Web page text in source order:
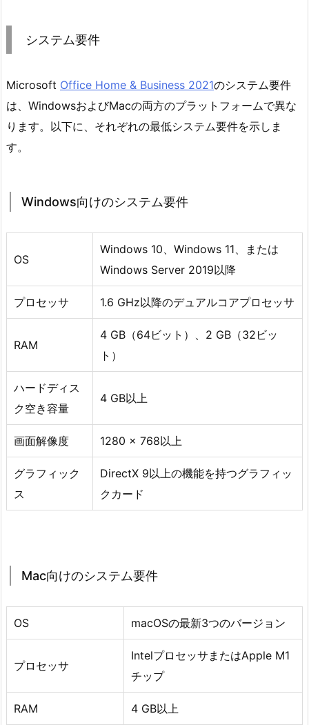
システム要件
Microsoft Office Home & Business 2021のシステム要件
は、WindowsおよびMacの両方のプラットフォームで異な
ります。以下に、それぞれの最低システム要件を示しま
す。
Windows向けのシステム要件
OS
Windows 10、Windows 11、または
Windows Server 2019以降
プロセッサ 1.6 GHz以降のデュアルコアプロセッサ
RAM
4 GB（64ビット）、2 GB（32ビッ
ト）
ハードディス
ク空き容量
4 GB以上
画面解像度 1280 x 768以上
グラフィック
ス
DirectX 9以上の機能を持つグラフィッ
クカード
Mac向けのシステム要件
OS macOSの最新3つのバージョン
プロセッサ
IntelプロセッサまたはApple M1
チップ
RAM 4 GB以上